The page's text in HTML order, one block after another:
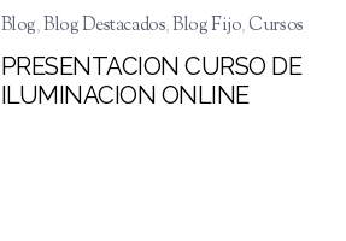
Blog,Blog Destacados,Blog Fijo,Cursos
PRESENTACION CURSO DE
ILUMINACION ONLINE